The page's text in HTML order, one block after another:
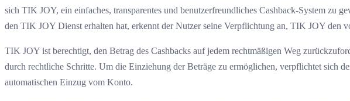
sich TIK JOY, ein einfaches, transparentes und benutzerfreundliches Cashback-System zu
den TIK JOY Dienst erhalten hat, erkennt der Nutzer seine Verpflichtung an, TIK JOY den
TIK JOY ist berechtigt, den Betrag des Cashbacks auf jedem rechtmäßigen Weg
durch rechtliche Schritte. Um die Einziehung der Beträge zu ermöglichen, verpflichtet sich
automatischen Einzug vom Konto.